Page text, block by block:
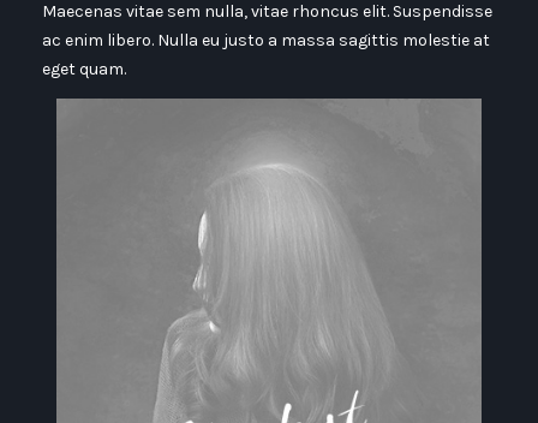
Maecenas vitae sem nulla, vitae rhoncus elit. Suspendisse
ac enim libero. Nulla eu justo a massa sagittis molestie at
eget quam.